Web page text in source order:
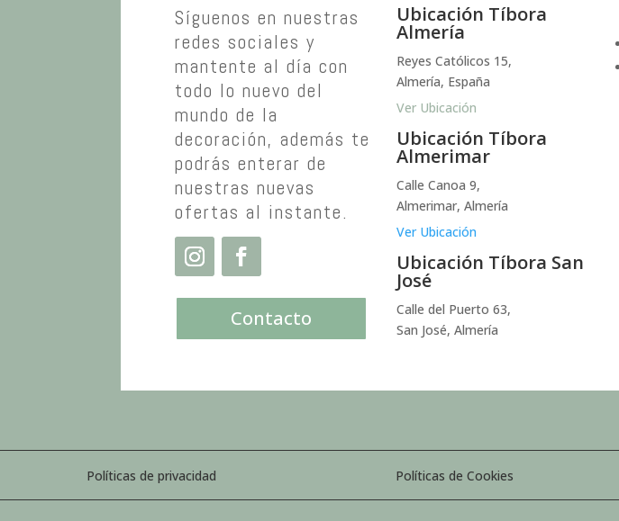
Síguenos en nuestras
redes sociales y
mantente al día con
todo lo nuevo del
mundo de la
decoración, además te
podrás enterar de
nuestras nuevas
ofertas al instante.
Contacto
Ubicación Tíbora
Almería
Reyes Católicos 15,
Almería, España
Ver Ubicación
Ubicación Tíbora
Almerimar
Calle Canoa 9,
Almerimar, Almería
Ver Ubicación
Ubicación Tíbora San
José
Calle del Puerto 63,
San José, Almería
Políticas de privacidad Políticas de Cookies